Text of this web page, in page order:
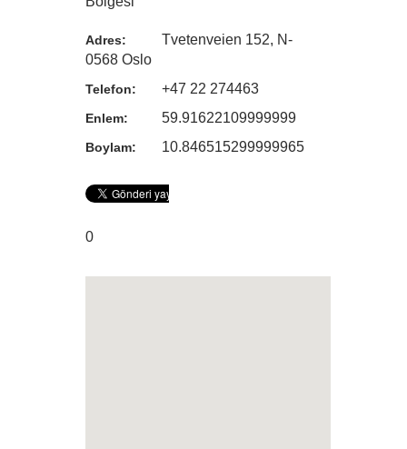
Adres:
Tvetenveien 152, N-
0568 Oslo
Telefon: +47 22 274463
Enlem: 59.91622109999999
Boylam: 10.846515299999965
0